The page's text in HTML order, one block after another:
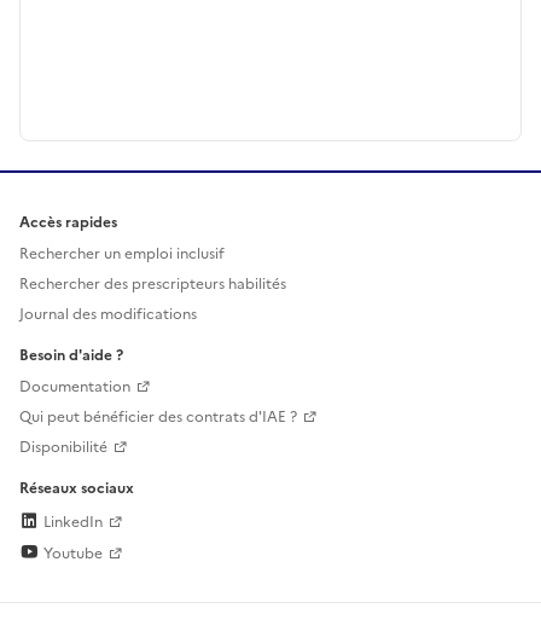
Accès rapides
Rechercher un emploi inclusif
Rechercher des prescripteurs habilités
Journal des modifications
Besoin d'aide ?
Documentation
Qui peut bénéficier des contrats d'IAE ?
Disponibilité
Réseaux sociaux
LinkedIn
Youtube